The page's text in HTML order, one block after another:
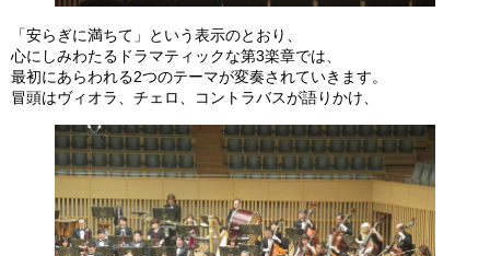
「安らぎに満ちて」という表示のとおり、
心にしみわたるドラマティックな第3楽章では、
最初にあらわれる2つのテーマが変奏されていきます。
冒頭はヴィオラ、チェロ、コントラバスが語りかけ、